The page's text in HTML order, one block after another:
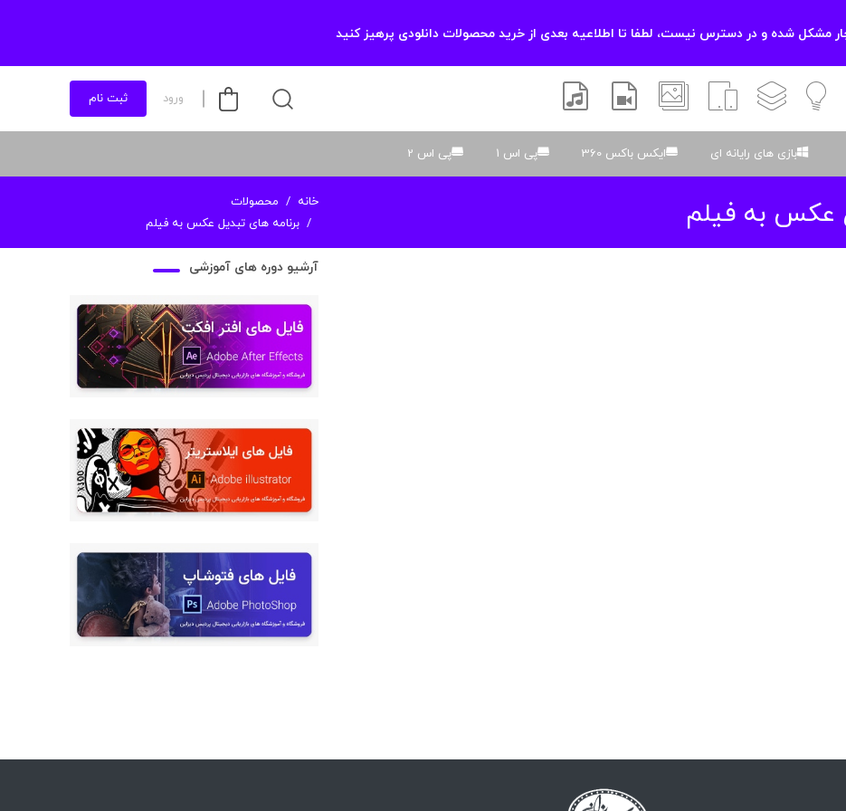
مشکل شده و در دسترس نیست، لطفا تا اطلاعیه بعدی از خرید محصولات دانلودی پرهیز کنید
آموزشیلایه باز اسکریپت والپیپر افتر افکتسموسیقی و صدا
ورود ثبت نام
بازی های رایانه ای ایکس باکس 360 پی اس 1 پی اس 2
عکس به فیلم خانه
محصولات
برنامه های تبدیل عکس به فیلم
آرشیو دوره های آموزشی